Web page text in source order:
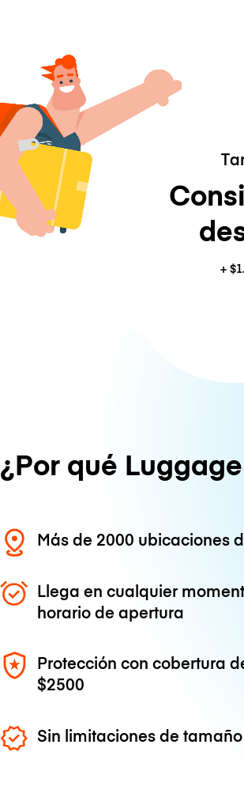
+
¿Por qué
Más de 2000 ubicaciones
Llega en cualquier
horario de apertura
Protección con cobertura
$2500
Sin limitaciones de